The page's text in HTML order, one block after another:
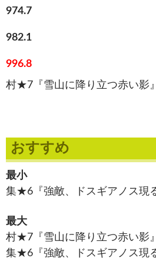
974.7
982.1
996.8
村★7『雪山に降り立つ赤い影
おすすめ
最小
集★6『強敵、ドスギアノス現
最大
村★7『雪山に降り立つ赤い影
集★6『強敵、ドスギアノス現